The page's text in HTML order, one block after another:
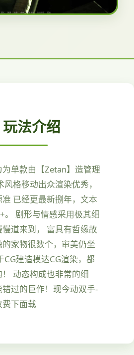
法介绍
单款由【Zetan】造管理
格移动出众渲染优秀，
已经更最新捌年，文本
。 剧形与情感采用极其细
道来到， 富具有哲缘故
家物很数个，审美仍坐
CG建造模达CG渲染，都
动态构成也非常的细
过的巨作！现今动双手-
下面载